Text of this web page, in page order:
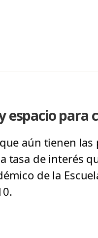
espacio para
aún tienen
tasa de interés
de la